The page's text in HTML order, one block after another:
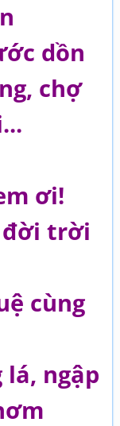
dồn
chợ
ơi!
đời trời
cùng
ngập